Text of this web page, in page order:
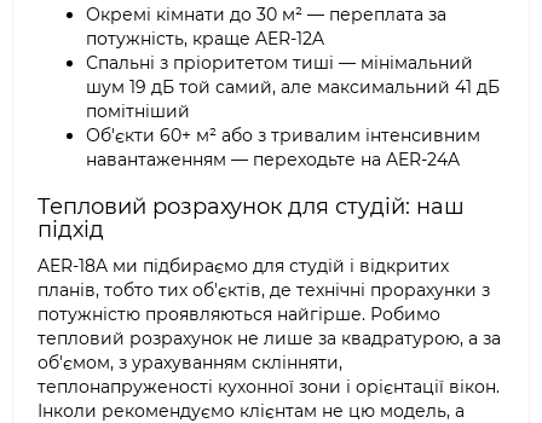
Окремі кімнати до 30 м² — переплата за
потужність, краще AER-12A
Спальні з пріоритетом тиші — мінімальний
шум 19 дБ той самий, але максимальний 41 дБ
помітніший
Об'єкти 60+ м² або з тривалим інтенсивним
навантаженням — переходьте на AER-24A
Тепловий розрахунок для студій: наш
підхід
AER-18A ми підбираємо для студій і відкритих
планів, тобто тих об'єктів, де технічні прорахунки з
потужністю проявляються найгірше. Робимо
тепловий розрахунок не лише за квадратурою, а за
об'ємом, з урахуванням склінняти,
теплонапруженості кухонної зони і орієнтації вікон.
Інколи рекомендуємо клієнтам не цю модель, а